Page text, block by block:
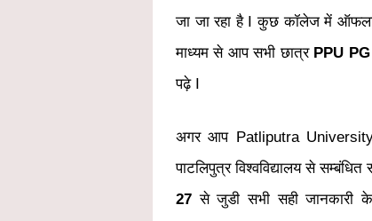
जा जा रहा है I कुछ कॉलेज में
माध्यम से आप सभी छात्र PPU
पढ़े I
अगर आप Patliputra
पाटलिपुत्र विश्वविद्यालय से
27से जुडी सभी सही जानकारी